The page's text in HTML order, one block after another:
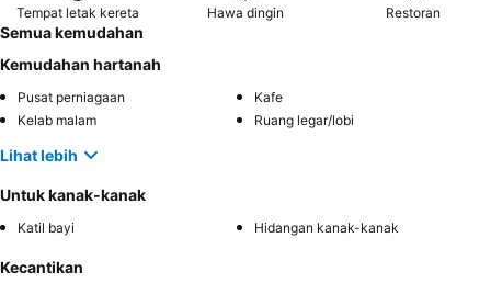
Tempat letak kereta Hawa dingin Restoran
Semua kemudahan
Kemudahan hartanah
Pusat perniagaan
Kafe
Kelab malam
Ruang legar/lobi
Lihat lebih
Untuk kanak-kanak
Katil bayi Hidangan kanak-kanak
Kecantikan